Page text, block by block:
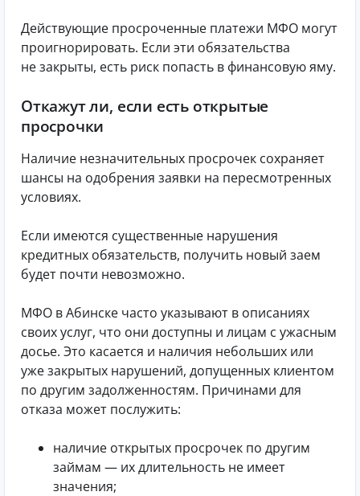
Действующие просроченные платежи МФО могут
проигнорировать. Если эти обязательства
не закрыты, есть риск попасть в финансовую яму.
Откажут ли, если есть открытые
просрочки
Наличие незначительных просрочек сохраняет
шансы на одобрения заявки на пересмотренных
условиях.
Если имеются существенные нарушения
кредитных обязательств, получить новый заем
будет почти невозможно.
МФО в Абинске часто указывают в описаниях
своих услуг, что они доступны и лицам с ужасным
досье. Это касается и наличия небольших или
уже закрытых нарушений, допущенных клиентом
по другим задолженностям. Причинами для
отказа может послужить:
наличие открытых просрочек по другим
займам — их длительность не имеет
значения;